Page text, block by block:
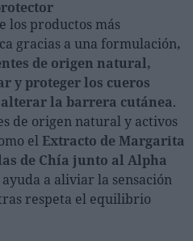
los productos más
gracias a una formulación,
de origen natural,
y proteger los cueros
la barrera cutánea.
de origen natural y activos
elExtracto de Margarita
de Chía junto al Alpha
ayuda a aliviar la sensación
respeta el equilibrio